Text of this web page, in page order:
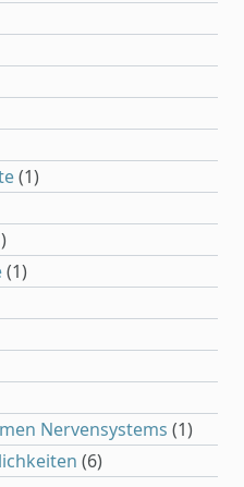
(1)
(1)
Nervensystems (1)
(6)